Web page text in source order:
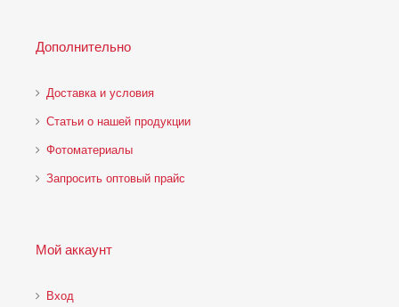
Дополнительно
Доставка и условия
Статьи о нашей продукции
Фотоматериалы
Запросить оптовый прайс
Мой аккаунт
Вход